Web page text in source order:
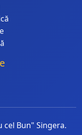
cel Bun" Singera.